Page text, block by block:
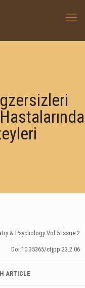
& Psychology Vol.5 Issue.2
Doi:10.35365/ctjpp.23.2.06
ARTICLE